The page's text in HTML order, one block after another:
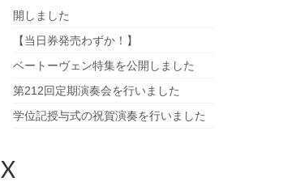
開しました
【当日券発売わずか！】
ベートーヴェン特集を公開しました
第212回定期演奏会を行いました
学位記授与式の祝賀演奏を行いました
X